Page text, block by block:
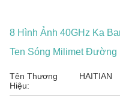
8 Hình Ảnh 40GHz Ka
Ten Sóng Milimet Đường
Tên Thương
Hiệu:
HAITIAN